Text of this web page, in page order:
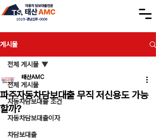
2025-경남진주-0006
게시물
전체 게시물
자동차담보대출 조건
자동차담보대출이자
차담보대출
전체 게시물
파주자동차담보대출 무직 저신용도 가능
할까?
태산AMC